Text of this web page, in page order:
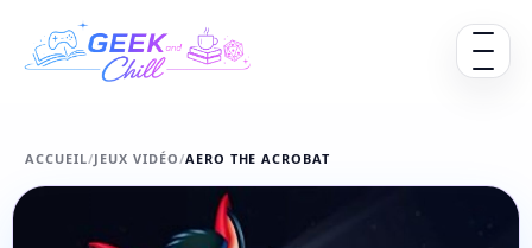
Ouvrir
ACCUEIL/JEUX VIDÉO/AERO THE ACROBAT